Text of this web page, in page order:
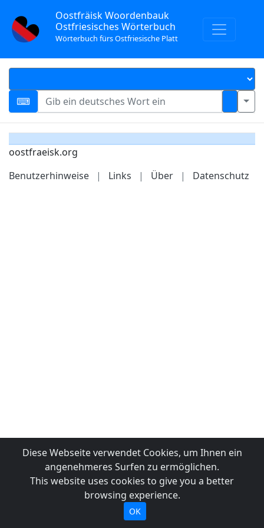
Oostfräisk Woordenbauk
Ostfriesisches Wörterbuch
Wörterbuch fürs Ostfriesische Platt
oostfraeisk.org
Benutzerhinweise
| Links | Über | Datenschutz
Diese Webseite verwendet Cookies, um Ihnen ein
angenehmeres Surfen zu ermöglichen.
This website uses cookies to give you a better
browsing experience.
OK